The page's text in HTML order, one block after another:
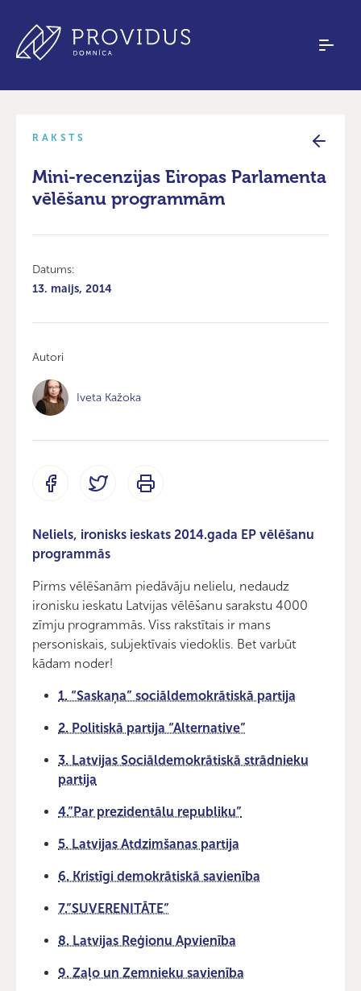
RAKSTS
Mini-recenzijas Eiropas Parlamenta
vēlēšanu programmām
Datums:
13. maijs, 2014
Autori
Iveta Kažoka
Neliels, ironisks ieskats 2014.gada EP vēlēšanu
programmās
Pirms vēlēšanām piedāvāju nelielu, nedaudz
ironisku ieskatu Latvijas vēlēšanu sarakstu 4000
zīmju programmās. Viss rakstītais ir mans
personiskais, subjektīvais viedoklis. Bet varbūt
kādam noder!
1. “Saskaņa” sociāldemokrātiskā partija
2. Politiskā partija “Alternative”
3. Latvijas Sociāldemokrātiskā strādnieku
partija
4.”Par prezidentālu republiku”
5. Latvijas Atdzimšanas partija
6. Kristīgi demokrātiskā savienība
7.”SUVERENITĀTE”
8. Latvijas Reģionu Apvienība
9. Zaļo un Zemnieku savienība